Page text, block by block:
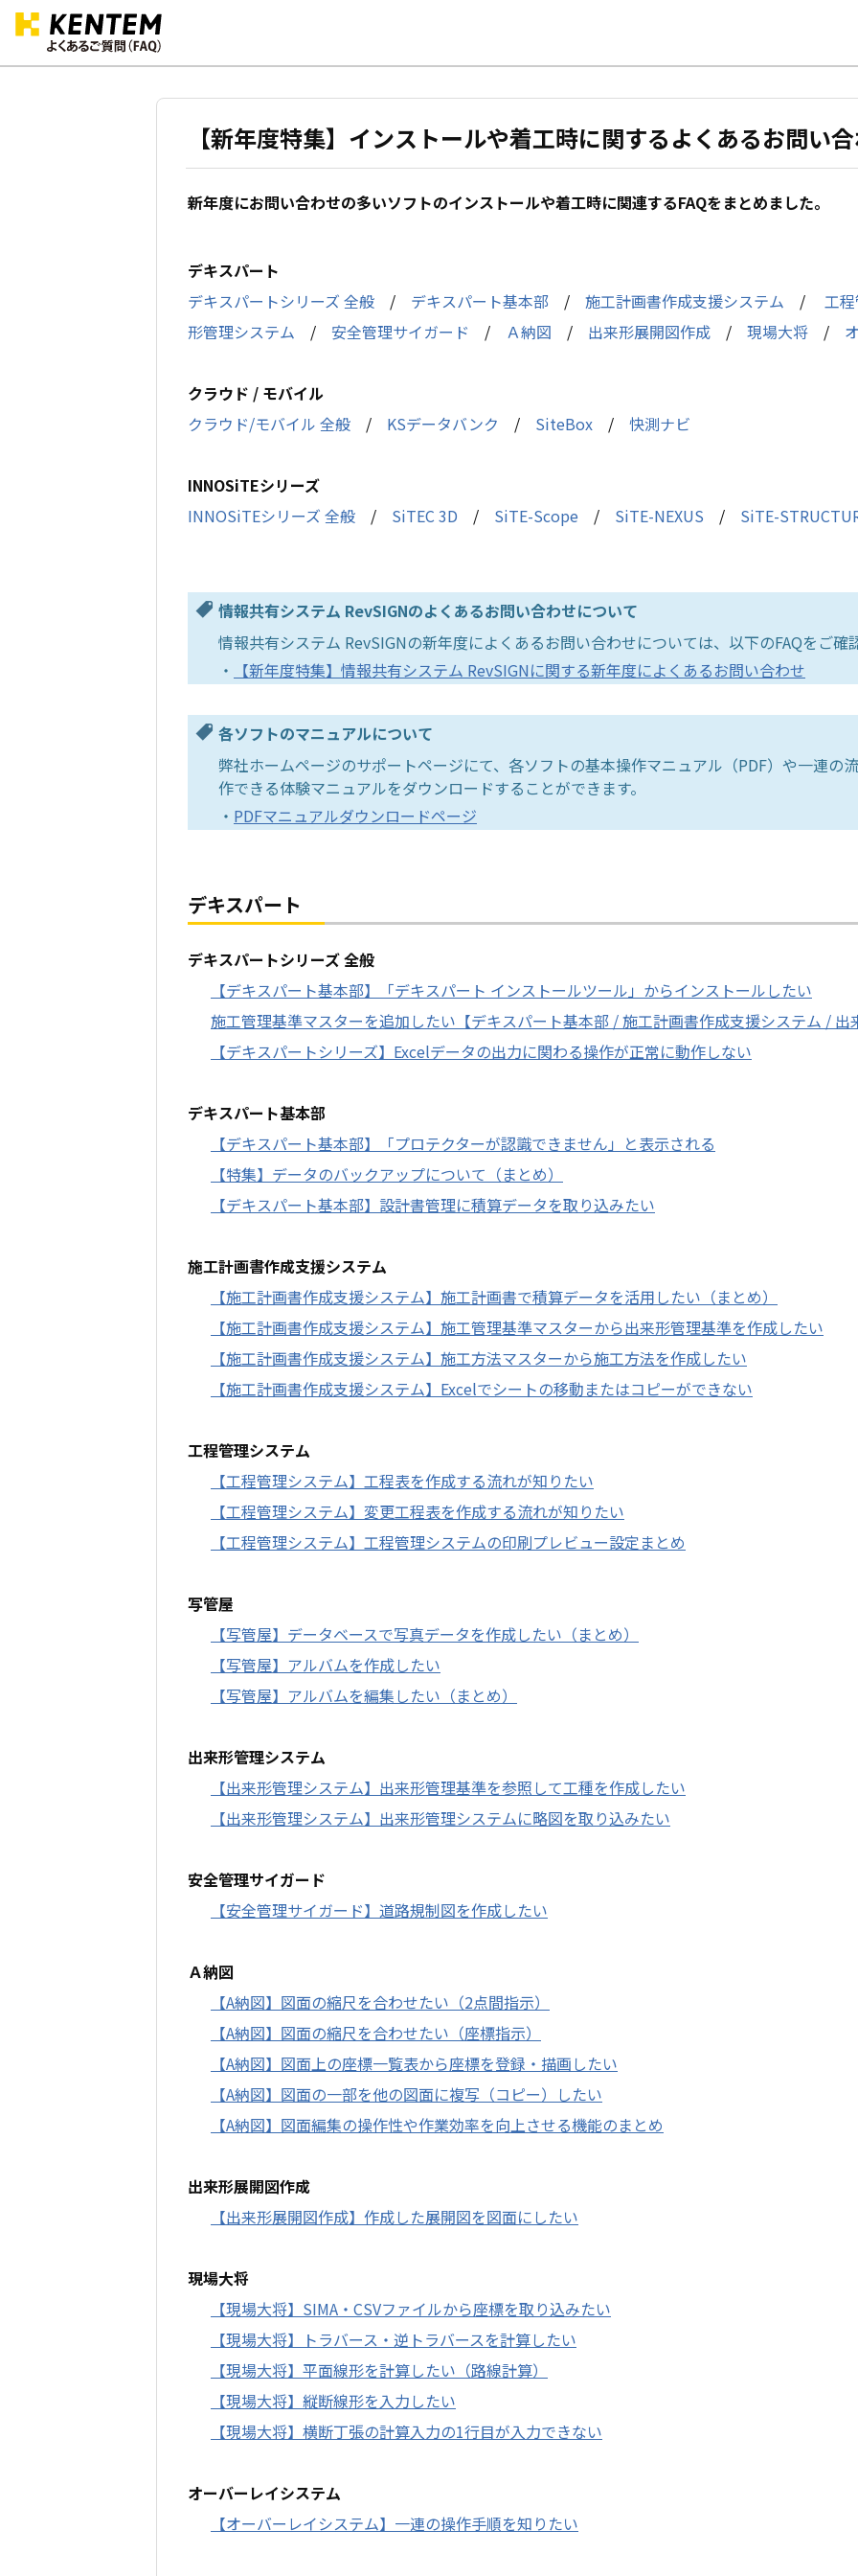
【新年度特集】インストールや着工時に関するよくあるお問い
新年度にお問い合わせの多いソフトのインストールや着工時に関連するFAQをまとめました。
デキスパート
デキスパートシリーズ 全般 / デキスパート基本部 / 施工計画書作成支援システム / 工
形管理システム / 安全管理サイガード / Ａ納図 / 出来形展開図作成 / 現場大将 /
クラウド / モバイル
クラウド/モバイル 全般 / KSデータバンク / SiteBox / 快測ナビ
INNOSiTEシリーズ
INNOSiTEシリーズ 全般 / SiTEC 3D / SiTE-Scope / SiTE-NEXUS / SiTE-
情報共有システム RevSIGNのよくあるお問い合わせについて
情報共有システム RevSIGNの新年度によくあるお問い合わせについては、以下のFAQをご確
・
【新年度特集】情報共有システム RevSIGNに関する新年度によくあるお問い合わせ
各ソフトのマニュアルについて
弊社ホームページのサポートページにて、各ソフトの基本操作マニュアル（PDF）や一連の
作できる体験マニュアルをダウンロードすることができます。
・ PDFマニュアルダウンロードページ
デキスパート
デキスパートシリーズ 全般
【デキスパート基本部】「デキスパート インストールツール」からインストールしたい
施工管理基準マスターを追加したい【デキスパート基本部 / 施工計画書作成支援システム / 出
【デキスパートシリーズ】Excelデータの出力に関わる操作が正常に動作しない
デキスパート基本部
【デキスパート基本部】「プロテクターが認識できません」と表示される
【特集】データのバックアップについて（まとめ）
【デキスパート基本部】設計書管理に積算データを取り込みたい
施工計画書作成支援システム
【施工計画書作成支援システム】施工計画書で積算データを活用したい（まとめ）
【施工計画書作成支援システム】施工管理基準マスターから出来形管理基準を作成したい
【施工計画書作成支援システム】施工方法マスターから施工方法を作成したい
【施工計画書作成支援システム】Excelでシートの移動またはコピーができない
工程管理システム
【工程管理システム】工程表を作成する流れが知りたい
【工程管理システム】変更工程表を作成する流れが知りたい
【工程管理システム】工程管理システムの印刷プレビュー設定まとめ
写管屋
【写管屋】データベースで写真データを作成したい（まとめ）
【写管屋】アルバムを作成したい
【写管屋】アルバムを編集したい（まとめ）
出来形管理システム
【出来形管理システム】出来形管理基準を参照して工種を作成したい
【出来形管理システム】出来形管理システムに略図を取り込みたい
安全管理サイガード
【安全管理サイガード】道路規制図を作成したい
Ａ納図
【A納図】図面の縮尺を合わせたい（2点間指示）
【A納図】図面の縮尺を合わせたい（座標指示）
【A納図】図面上の座標一覧表から座標を登録・描画したい
【A納図】図面の一部を他の図面に複写（コピー）したい
【A納図】図面編集の操作性や作業効率を向上させる機能のまとめ
出来形展開図作成
【出来形展開図作成】作成した展開図を図面にしたい
現場大将
【現場大将】SIMA・CSVファイルから座標を取り込みたい
【現場大将】トラバース・逆トラバースを計算したい
【現場大将】平面線形を計算したい（路線計算）
【現場大将】縦断線形を入力したい
【現場大将】横断丁張の計算入力の1行目が入力できない
オーバーレイシステム
【オーバーレイシステム】一連の操作手順を知りたい